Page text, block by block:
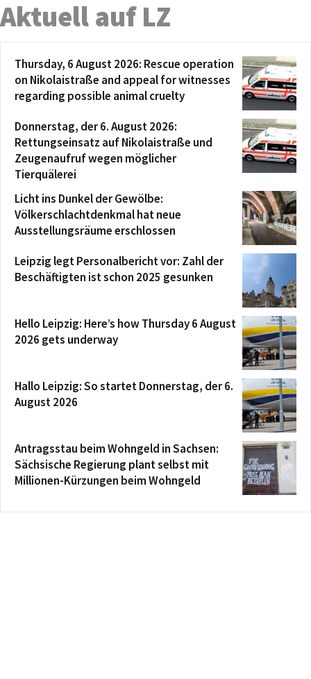
Aktuell auf LZ
Thursday, 6 August 2026: Rescue operation
on Nikolaistraße and appeal for witnesses
regarding possible animal cruelty
Donnerstag, der 6. August 2026:
Rettungseinsatz auf Nikolaistraße und
Zeugenaufruf wegen möglicher
Tierquälerei
Licht ins Dunkel der Gewölbe:
Völkerschlachtdenkmal hat neue
Ausstellungsräume erschlossen
Leipzig legt Personalbericht vor: Zahl der
Beschäftigten ist schon 2025 gesunken
Hello Leipzig: Here’s how Thursday 6 August
2026 gets underway
Hallo Leipzig: So startet Donnerstag, der 6.
August 2026
Antragsstau beim Wohngeld in Sachsen:
Sächsische Regierung plant selbst mit
Millionen-Kürzungen beim Wohngeld